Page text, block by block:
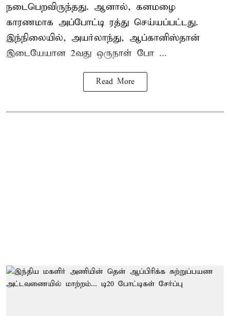
நடைபெறவிருந்தது. ஆனால், கனமழை
காரணமாக அப்போட்டி ரத்து செய்யப்பட்டது.
இந்நிலையில், அயர்லாந்து, ஆப்கானிஸ்தான்
இடையேயான 2வது ஒருநாள் போ ...
Read More